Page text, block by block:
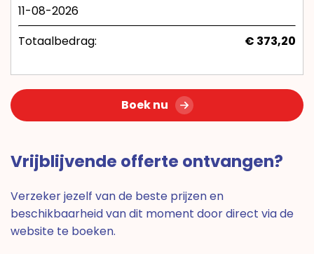
11-08-2026
Totaalbedrag:
€ 373,20
Boek nu
Vrijblijvende offerte ontvangen?
Verzeker jezelf van de beste prijzen en
beschikbaarheid van dit moment door direct via de
website te boeken.